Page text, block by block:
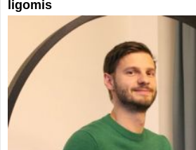
ligomis